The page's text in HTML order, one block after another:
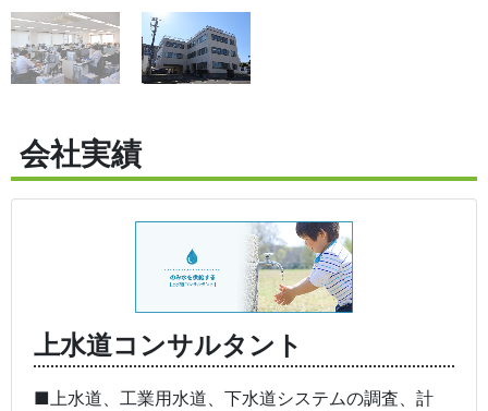
会社実績
上水道コンサルタント
■上水道、工業用水道、下水道システムの調査、計